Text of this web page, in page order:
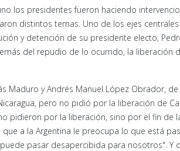
los presidentes fueron haciendo
distintos temas. Uno de los ejes
y detención de su presidente electo,
del repudio de lo ocurrido, la liberación
Maduro y Andrés Manuel López Obrador,
pero no pidió por la liberación de
pidieron por la liberación, sino por el fin de
a la Argentina le preocupa lo que está
pasar desapercibida para nosotros". Y